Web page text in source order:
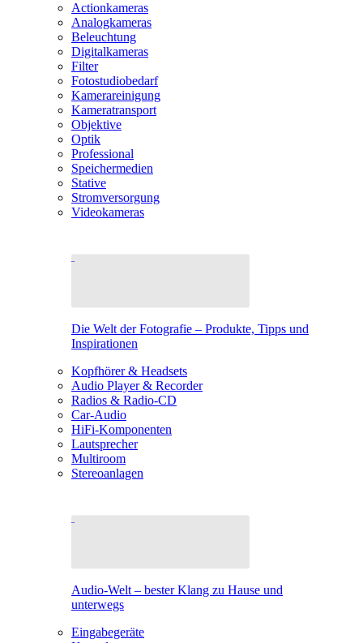
Actionkameras
Analogkameras
Beleuchtung
Digitalkameras
Filter
Fotostudiobedarf
Kamerareinigung
Kameratransport
Objektive
Optik
Professional
Speichermedien
Stative
Stromversorgung
Videokameras
Die Welt der Fotografie – Produkte, Tipps und
Inspirationen
Kopfhörer & Headsets
Audio Player & Recorder
Radios & Radio-CD
Car-Audio
HiFi-Komponenten
Lautsprecher
Multiroom
Stereoanlagen
Audio-Welt – bester Klang zu Hause und
unterwegs
Eingabegeräte